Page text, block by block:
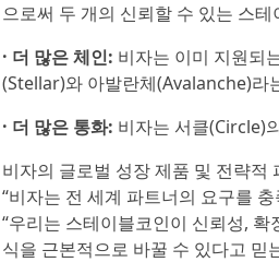
으로써 두 개의 신뢰할 수 있는 스
· 더 많은 체인: 비자는 이미 지원되
(Stellar)와 아발란체(Avalanche)라
· 더 많은 통화: 비자는 서클(Circle)
비자의 글로벌 성장 제품 및 전략
“비자는 전 세계 파트너의 요구를
“우리는 스테이블코인이 신뢰성,
식을 근본적으로 바꿀 수 있다고 믿